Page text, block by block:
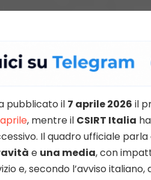
pubblicato il 7 aprile 2026 il
, mentre il CSIRT Italia
Il quadro ufficiale parla
e una media, con
e, secondo l’avviso italiano,